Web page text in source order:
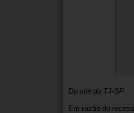
Do site do TJ-SP
Em razão do